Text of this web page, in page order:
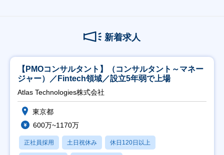
新着求人
【PMOコンサルタント】（コンサルタント～マネー
ジャー）／Fintech領域／設立5年弱で上場
Atlas Technologies株式会社
東京都
600万~1170万
正社員採用 土日祝休み 休日120日以上